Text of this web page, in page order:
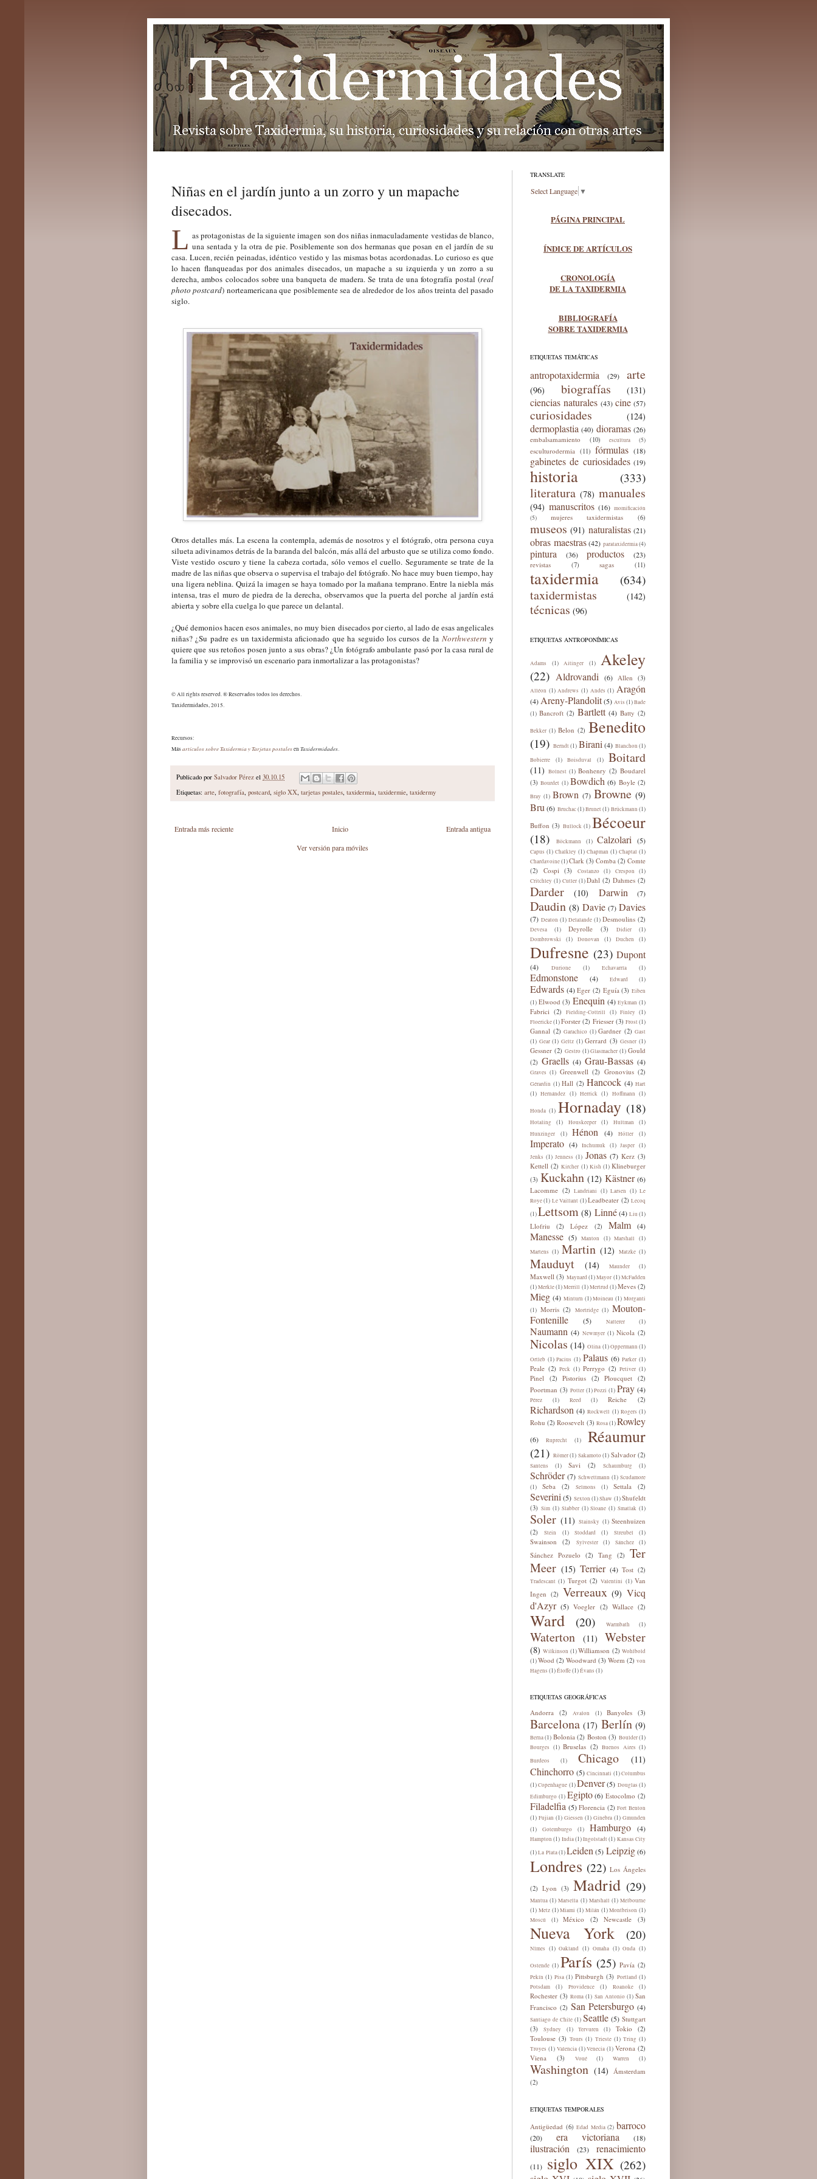
Niñas en el jardín junto a un zorro y un mapache
disecados.
L as protagonistas de la siguiente imagen son dos niñas inmaculadamente vestidas de blanco,
una sentada y la otra de pie. Posiblemente son dos hermanas que posan en el jardín de su
casa. Lucen, recién peinadas, idéntico vestido y las mismas botas acordonadas. Lo curioso es que
lo hacen flanqueadas por dos animales disecados, un mapache a su izquierda y un zorro a su
derecha, ambos colocados sobre una banqueta de madera. Se trata de una fotografía postal (real
photo postcard) norteamericana que posiblemente sea de alrededor de los años treinta del pasado
siglo.
Otros detalles más. La escena la contempla, además de nosotros y el fotógrafo, otra persona cuya
silueta adivinamos detrás de la baranda del balcón, más allá del arbusto que se utiliza como fondo.
Viste vestido oscuro y tiene la cabeza cortada, sólo vemos el cuello. Seguramente se trate de la
madre de las niñas que observa o supervisa el trabajo del fotógrafo. No hace muy buen tiempo, hay
una ligera neblina. Quizá la imagen se haya tomado por la mañana temprano. Entre la niebla más
intensa, tras el muro de piedra de la derecha, observamos que la puerta del porche al jardín está
abierta y sobre ella cuelga lo que parece un delantal.
¿Qué demonios hacen esos animales, no muy bien disecados por cierto, al lado de esas angelicales
niñas? ¿Su padre es un taxidermista aficionado que ha seguido los cursos de la Northwestern y
quiere que sus retoños posen junto a sus obras? ¿Un fotógrafo ambulante pasó por la casa rural de
la familia y se improvisó un escenario para inmortalizar a las protagonistas?
© All rights reserved. ® Reservados todos los derechos.
Taxidermidades, 2015.
Recursos:
Más artículos sobre Taxidermia y Tarjetas postalesen Taxidermidades.
Publicado por Salvador Pérez el 30.10.15
Etiquetas: arte fotografía postcard siglo XX tarjetas postales taxidermia taxidermie taxidermy
Entrada más reciente Entrada antigua
Inicio
Ver versión para móviles
TRANSLATE
Select Language ▼
PÁGINA PRINCIPAL
ÍNDICE DE ARTÍCULOS
CRONOLOGÍA
DE LA TAXIDERMIA
BIBLIOGRAFÍA
SOBRE TAXIDERMIA
ETIQUETAS TEMÁTICAS
antropotaxidermia (29) arte
(96) biografías (131)
ciencias naturales (43) cine (57)
curiosidades (124)
dermoplastia (40) dioramas (26)
embalsamamiento (10) escultura (5)
esculturodermia (11) fórmulas (18)
gabinetes de curiosidades (19)
historia (333)
literatura (78) manuales
(94) manuscritos (16) momificación
(5) mujeres taxidermistas (6)
museos (91) naturalistas (21)
obras maestras (42) parataxidermia (4)
pintura (36) productos (23)
revistas (7) sagas (11)
taxidermia (634)
taxidermistas (142)
técnicas (96)
ETIQUETAS ANTROPONÍMICAS
Adams (1) Aitinger (1) Akeley
(22) Aldrovandi (6) Allen (3)
Alléon (1) Andrews (1) Andés (1) Aragón
(4)Areny-Plandolit(5) Avis (1)Bade
(1) Bancroft (2) Bartlett (4) Batty (2)
Bekker (1) Belon (2) Benedito
(19) Berndt (1) Birani (4) Blanchon (1)
Bobierre (1) Boisduval (1) Boitard
(11) Bolnest (1) Bonhenry (2) Boudarel
(3) Bourdet (1) Bowdich (6) Boyle (2)
Bray (1) Brown (7) Browne (9)
Bru (6) Bruchac (1)Brunet (1) Brückmann (1)
Buffon (3) Bullock (1) Bécoeur
(18) Böckmann (1) Calzolari (5)
Capus (1) Chalkley (1) Chapman (1) Chaptal (1)
Chardavoine(1)Clark (3) Comba (2) Comte
(2) Cospi (3) Costanzo (1) Crespon (1)
Critchley (1) Cutler (1) Dahl (2) Dahmes (2)
Darder (10) Darwin (7)
Daudin (8) Davie (7) Davies
(7) Deaton (1) Delalande (1) Desmoulins (2)
Devesa (1) Deyrolle (3) Didier (1)
Dombrowski (1) Donovan (1) Duchen (1)
Dufresne (23) Dupont
(4) Durione (1) Echavarría (1)
Edmonstone (4) Edward (1)
Edwards (4) Eger (2) Eguía (3) Eiben
(1) Elwood (3) Enequin (4) Eykman (1)
Fabrici (2) Fielding-Cottrill (1) Finley (1)
Floericke(1)Forster (2) Friesser (3) Frost (1)
Gannal (2) Garachico (1) Gardner (2) Gast
(1) Gear (1) Geltz (1) Gerrard (3) Gesner (1)
Gessner (2) Gestro (1) Glasmacher (1) Gould
(2) Graells (4) Grau-Bassas (4)
Graves (1) Greenwell (2) Gronovius (2)
Gérardin (1) Hall (2) Hancock (4) Hart
(1) Hernández (1) Herrick (1) Hoffmann (1)
Honda (1) Hornaday (18)
Hotaling (1) Houskeeper (1) Hultman (1)
Hunzinger (1) Hénon (4) Höller (1)
Imperato (4) Inchumuk (1) Jasper (1)
Jenks (1) Jenness (1) Jonas (7) Kerz (3)
Kettell (2) Kircher (1) Kish (1) Klineburger
(3) Kuckahn (12) Kästner (6)
Lacomme (2) Landriani (1) Larsen (1) Le
Roye (1) Le Vaillant (1)Leadbeater (2) Lecoq
(1)Lettsom (8) Linné (4) Liu (1)
Llofriu (2) López (2) Malm (4)
Manesse (5) Manton (1) Marshall (1)
Martens (1) Martin (12) Matzke (1)
Mauduyt (14) Maunder (1)
Maxwell (3) Maynard (1)Mayor (1)McFadden
(1)Merkle(1)Merrill (1) Mertrud (1)Meves (2)
Mieg (4) Minturn (1) Moineau (1) Morganti
(1) Morris (2) Mortridge (1) Mouton-
Fontenille
(5) Natterer (1)
Naumann (4) Newmyer (1) Nicola (2)
Nicolas (14) Olina (1)Oppermann (1)
Ortleb (1) Pacius (1) Palaus (6) Parker (1)
Peale (2) Peck (1) Perrygo (2) Petiver (1)
Pinel (2) Pistorius (2) Ploucquet (2)
Poortman (3) Potter (1) Pozzi (1) Pray (4)
Pérez (1) Reed (1) Reiche (2)
Richardson (4) Rockwell (1) Rogers (1)
Rohu (2) Roosevelt (3) Rosa(1)Rowley
(6) Ruprecht (1) Réaumur
(21) Römer (1) Sakamoto (1) Salvador (2)
Santens (1) Savi (2) Schaumburg (1)
Schröder (7) Schwettmann (1) Scudamore
(1) Seba (2) Selmons (1) Settala (2)
Severini (5) Sexton (1)Shaw (1)Shufeldt
(3) Sim (1) Slabber (1) Sloane (1) Smatlak (1)
Soler (11) Stainsky (1) Steenhuizen
(2) Stein (1) Stoddard (1) Streubel (1)
Swainson (2) Sylvester (1) Sánchez (1)
Sánchez Pozuelo (2) Tang (2)
Ter
Meer (15) Terrier (4) Tost (2)
Tradescant (1) Turgot (2) Valentini (1) Van
Ingen (2) Verreaux (9) Vicq
d'Azyr (5) Voegler (2) Wallace (2)
Ward (20) Warmbath (1)
Waterton (11) Webster
(8) Wilkinson (1)Williamson (2) Wohlbold
(1)Wood (2) Woodward (3) Worm (2) von
Hagens (1)Éloffe(1)Évans (1)
ETIQUETAS GEOGRÁFICAS
Andorra (2) Avalon (1) Banyoles (3)
Barcelona (17) Berlín (9)
Berna (1) Bolonia (2) Boston (3) Boulder (1)
Bourges (1) Bruselas (2) Buenos Aires (1)
Burdeos (1) Chicago (11)
Chinchorro (5) Cincinnati (1) Columbus
(1)Copenhague (1)Denver (5) Douglas (1)
Edimburgo (1) Egipto (6) Estocolmo (2)
Filadelfia (5) Florencia (2) Fort Benton
(1) Fujian (1) Giessen (1) Ginebra (1) Gmunden
(1) Gotemburgo (1) Hamburgo (4)
Hampton (1) India (1)Ingolstadt (1) Kansas City
(1)La Plata (1)Leiden (5) Leipzig (6)
Londres (22) Los Ángeles
(2) Lyon (3) Madrid (29)
Mantua (1) Marsella (1) Marshall (1) Melbourne
(1) Metz (1) Miami (1) Milán (1) Montbrison (1)
Moscú (1) México (2) Newcastle (3)
Nueva York (20)
Nîmes (1) Oakland (1) Omaha (1) Onda (1)
Ostende (1) París (25) Pavía (2)
Pekín (1) Pisa (1) Pittsburgh (3) Portland (1)
Potsdam (1) Providence (1) Roanoke (1)
Rochester (3) Roma (1) San Antonio (1) San
Francisco (2) San Petersburgo (4)
Santiago de Chile (1) Seattle (5) Stuttgart
(3) Sydney (1) Tervuren (1) Tokio (2)
Toulouse (3) Tours (1) Trieste (1) Tring (1)
Troyes (1) Valencia (1) Venecia (1) Verona (2)
Viena (3) Voué (1) Warren (1)
Washington (14) Ámsterdam
(2)
ETIQUETAS TEMPORALES
Antigüedad (6) Edad Media (2) barroco
(20) era victoriana (18)
ilustración (23) renacimiento
(11) siglo XIX (262)